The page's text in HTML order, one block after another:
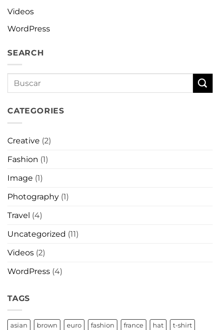
Videos
WordPress
SEARCH
CATEGORIES
Creative (2)
Fashion (1)
Image (1)
Photography (1)
Travel (4)
Uncategorized (11)
Videos (2)
WordPress (4)
TAGS
asian brown euro fashion france hat t-shirt